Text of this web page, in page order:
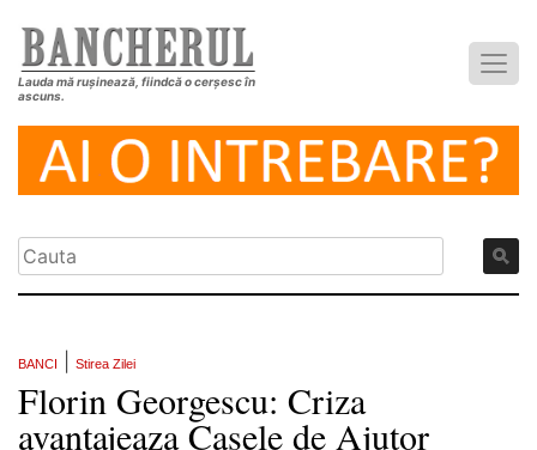
Lauda mă rușinează, fiindcă o cerșesc în
ascuns.
BANCI Stirea Zilei
Florin Georgescu: Criza
avantajeaza Casele de Ajutor